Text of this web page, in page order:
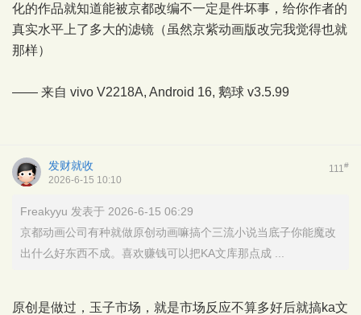
化的作品就知道能被京都改编不一定是件坏事，给你作者的
真实水平上了多大的滤镜（虽然京紫动画版改完我觉得也就
那样）
—— 来自 vivo V2218A, Android 16, 鹅球 v3.5.99
111#
发财就收
2026-6-15 10:10
Freakyyu 发表于 2026-6-15 06:29
京都动画公司有种就做原创动画嘛搞个三流小说当底子你能魔改
出什么好东西不成。喜欢赚钱可以把KA文库那点成 ...
原创是做过，玉子市场，就是市场反应不算多好后就搞ka文